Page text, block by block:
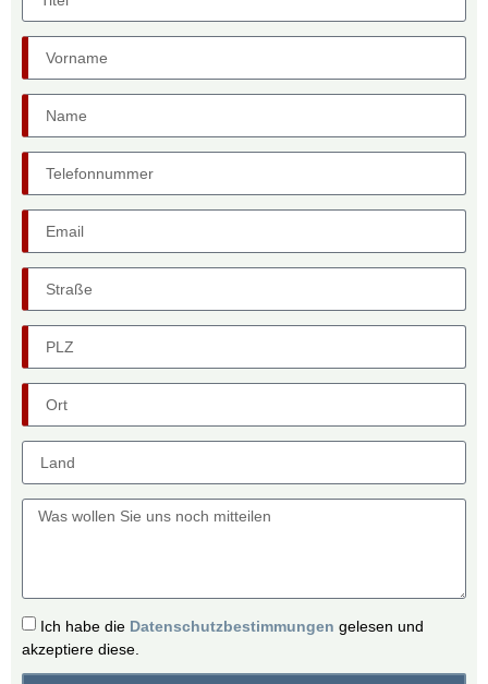
Ich habe die Datenschutzbestimmungen gelesen und
akzeptiere diese.